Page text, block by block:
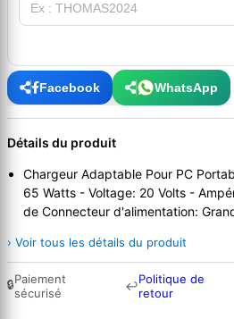
Facebook WhatsApp
Détails du produit
Chargeur Adaptable Pour PC
65 Watts - Voltage: 20 Volts -
de Connecteur d'alimentation:
› Voir tous les détails du produit
🔒Paiement
sécurisé
↩Politique de
retour